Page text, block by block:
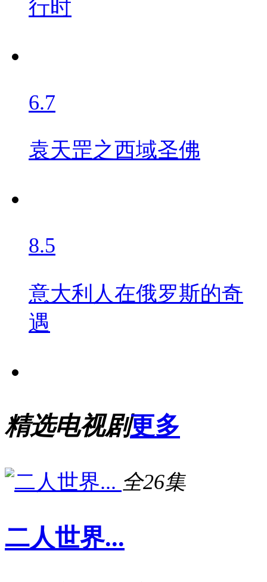
行时
6.7
袁天罡之西域圣佛
8.5
意大利人在俄罗斯的奇
遇
精选电视剧更多
全26集
二人世界...